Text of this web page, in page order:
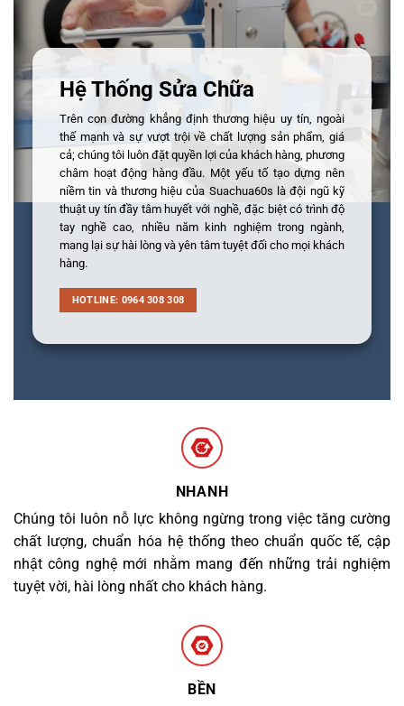
Hệ Thống Sửa Chữa
Trên con đường khẳng định thương hiệu uy tín, ngoài
thế mạnh và sự vượt trội về chất lượng sản phẩm, giá
cả; chúng tôi luôn đặt quyền lợi của khách hàng, phương
châm hoạt động hàng đầu. Một yếu tố tạo dựng nên
niềm tin và thương hiệu của Suachua60s là đội ngũ kỹ
thuật uy tín đầy tâm huyết với nghề, đặc biệt có trình độ
tay nghề cao, nhiều năm kinh nghiệm trong ngành,
mang lại sự hài lòng và yên tâm tuyệt đối cho mọi khách
hàng.
HOTLINE: 0964 308 308
NHANH
Chúng tôi luôn nỗ lực không ngừng trong việc tăng cường
chất lượng, chuẩn hóa hệ thống theo chuẩn quốc tế, cập
nhật công nghệ mới nhằm mang đến những trải nghiệm
tuyệt vời, hài lòng nhất cho khách hàng.
BỀN